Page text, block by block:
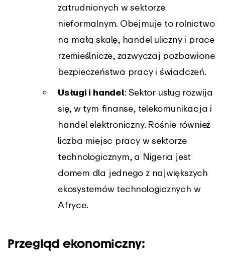
zatrudnionych w sektorze
nieformalnym. Obejmuje to rolnictwo
na małą skalę, handel uliczny i prace
rzemieślnicze, zazwyczaj pozbawione
bezpieczeństwa pracy i świadczeń.
Usługi i handel: Sektor usług rozwija
się, w tym finanse, telekomunikacja i
handel elektroniczny. Rośnie również
liczba miejsc pracy w sektorze
technologicznym, a Nigeria jest
domem dla jednego z największych
ekosystemów technologicznych w
Afryce.
Przegląd ekonomiczny: